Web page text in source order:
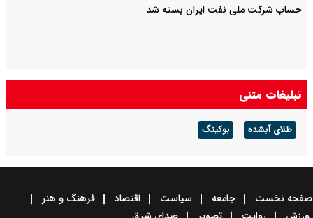
حساب‌ شرکت ملی نفت ایران بسته شد
تبلیغات متنی
طلای آبشده بوکینگ
صفحه نخست جامعه سیاست اقتصاد
فرهنگ و هنر